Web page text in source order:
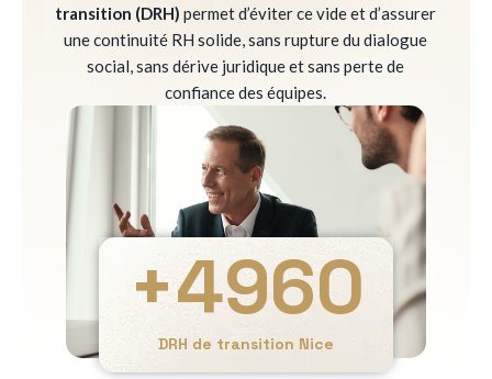
transition (DRH) permet d’éviter ce vide et d’assurer
une continuité RH solide, sans rupture du dialogue
social, sans dérive juridique et sans perte de
confiance des équipes.
DRH de transition Nice
+4960